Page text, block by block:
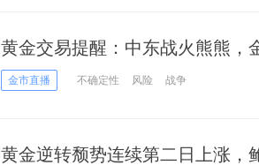
黄金交易提醒：中东战火熊熊，
剧，后市或迎分水岭，投资者需
金市直播 不确定性 风险 战争
黄金逆转颓势连续第二日上涨，